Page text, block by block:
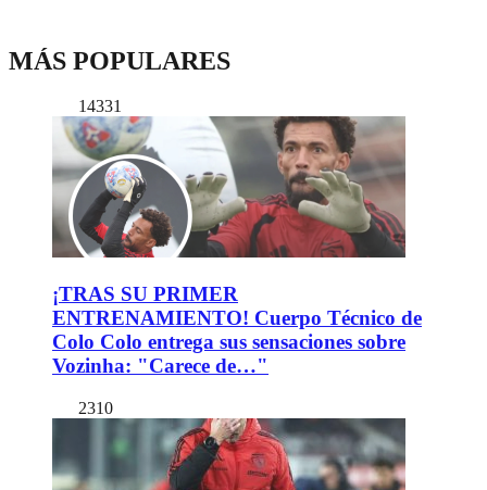
MÁS POPULARES
14331
¡TRAS SU PRIMER
ENTRENAMIENTO! Cuerpo Técnico de
Colo Colo entrega sus sensaciones sobre
Vozinha: "Carece de…"
2310